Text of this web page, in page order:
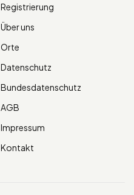
Registrierung
Über uns
Orte
Datenschutz
Bundesdatenschutz
AGB
Impressum
Kontakt